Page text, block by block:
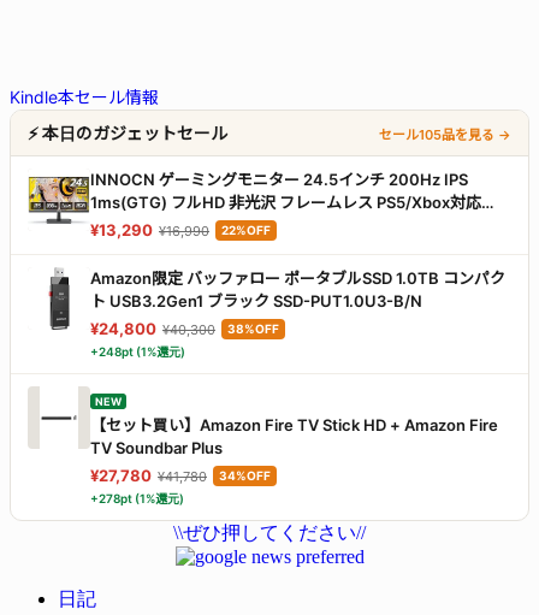
Kindle本セール情報
⚡ 本日のガジェットセール
セール105品を見る →
INNOCN ゲーミングモニター 24.5インチ 200Hz IPS
1ms(GTG) フルHD 非光沢 フレームレス PS5/Xbox対応
Adaptive-Sync VESA100×100 HDMI2.0/DP1.4接続
¥13,290 ¥16,990 22%OFF
Amazon限定 バッファロー ポータブルSSD 1.0TB コンパク
ト USB3.2Gen1 ブラック SSD-PUT1.0U3-B/N
¥24,800 ¥40,300
38%OFF
+248pt (1%還元)
NEW
【セット買い】Amazon Fire TV Stick HD + Amazon Fire
TV Soundbar Plus
¥27,780 ¥41,780
34%OFF
+278pt (1%還元)
\\ぜひ押してください//
日記